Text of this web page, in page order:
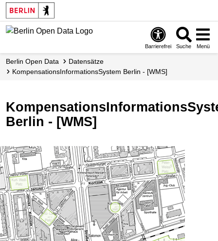
Skip
to
main
Barrierefrei Suche Menü
Berlin Open Data
Datensätze
KompensationsInformationsSystem Berlin - [WMS]
Berlin - [WMS]